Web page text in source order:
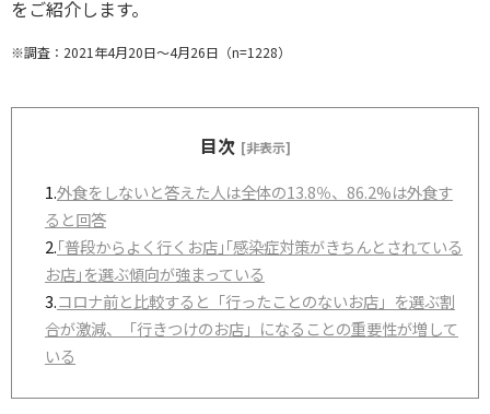
をご紹介します。
※調査：2021年4月20日～4月26日（n=1228）
目次 [非表示]
1.外食をしないと答えた人は全体の13.8％、86.2%は外食す
ると回答
2.｢普段からよく行くお店｣｢感染症対策がきちんとされている
お店｣を選ぶ傾向が強まっている
3.コロナ前と比較すると「行ったことのないお店」を選ぶ割
合が激減、「行きつけのお店」になることの重要性が増して
いる